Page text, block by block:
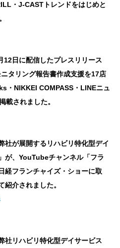
・J-CASTトレンドをはじめと
12日に配信したプレスリリース
タリング報告書作成支援を17店
・NIKKEI COMPASS・LINEニュ
載されました。
社が展開するリハビリ特化型デイ
が、YouTubeチャンネル「フラ
経フランチャイズ・ショーに取
介されました。
社リハビリ特化型デイサービス